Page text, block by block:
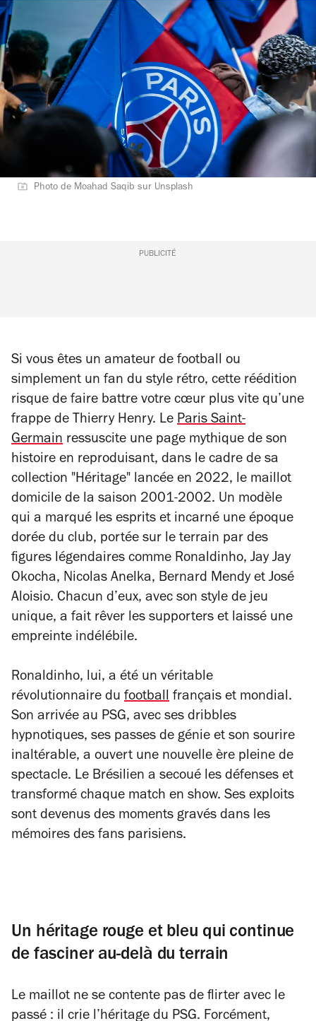
Photo de Moahad Saqib sur Unsplash
PUBLICITÉ
Si vous êtes un amateur de football ou
simplement un fan du style rétro, cette réédition
risque de faire battre votre cœur plus vite qu’une
frappe de Thierry Henry. Le Paris Saint-
Germain ressuscite une page mythique de son
histoire en reproduisant, dans le cadre de sa
collection "Héritage" lancée en 2022, le maillot
domicile de la saison 2001-2002. Un modèle
qui a marqué les esprits et incarné une époque
dorée du club, portée sur le terrain par des
figures légendaires comme Ronaldinho, Jay Jay
Okocha, Nicolas Anelka, Bernard Mendy et José
Aloisio. Chacun d’eux, avec son style de jeu
unique, a fait rêver les supporters et laissé une
empreinte indélébile.
Ronaldinho, lui, a été un véritable
révolutionnaire du football français et mondial.
Son arrivée au PSG, avec ses dribbles
hypnotiques, ses passes de génie et son sourire
inaltérable, a ouvert une nouvelle ère pleine de
spectacle. Le Brésilien a secoué les défenses et
transformé chaque match en show. Ses exploits
sont devenus des moments gravés dans les
mémoires des fans parisiens.
Un héritage rouge et bleu qui continue
de fasciner au-delà du terrain
Le maillot ne se contente pas de flirter avec le
passé : il crie l’héritage du PSG. Forcément,